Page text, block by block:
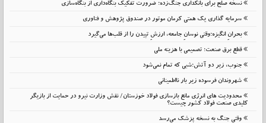
نسخه صلح برای بانکداری جنگ‌زده؛ ضرورت تفکیک بنگاه‌داری از بنگاه‌سازی
سرمایه گذاری یک همتی کرمان موتور در صندوق پژوهش و فناوری
بحرانِ انگیزه؛وقتی نوسانِ جامعه، ارزشِ تپیدن را از قلب‌ها می‌گیرد
قطع برق صنعت؛ تصمیمی با هزینه ملی
جنوب، زیر دو آتش؛شبی که تمام نمی‌شود
شهروندان فرسوده زیر بار نااطمینانی
محدودیت های انرژی مانع بازسازی فولاد خوزستان/ نقش وزارت نیرو در حمایت از بازیگر
کلیدی صنعت فولاد کشور چیست؟
وقتی جنگ به نسخه پزشک می‌رسد